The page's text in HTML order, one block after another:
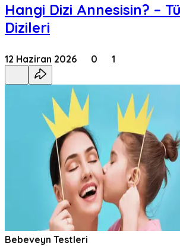
Hangi Dizi Annesisin? –
Dizileri
12 Haziran 2026 0 1
Bebeveyn Testleri